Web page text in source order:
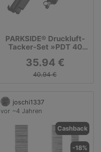
PARKSIDE® Druckluft-
Tacker-Set »PDT 40
35.94 €
40.94 €
joschi1337
vor ~4 Jahren
Cashback
-18%